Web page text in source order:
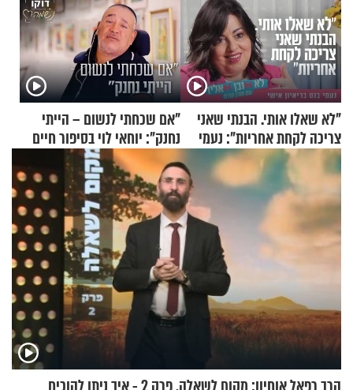
"לא שאלו אותי. הבנתי שאני
צריכה לקחת אחריות": נעמי
בנט בריאיון אישי
"אם שכחתי לנשום – הייתי
נחנק": יוחאי לוי בסיפור חיים
מעורר השראה